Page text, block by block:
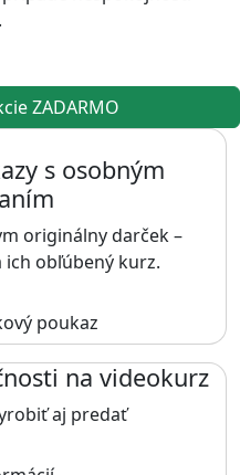
ZADARMO
s osobným
originálny darček –
obľúbený kurz.
poukaz
na videokurz
aj predať